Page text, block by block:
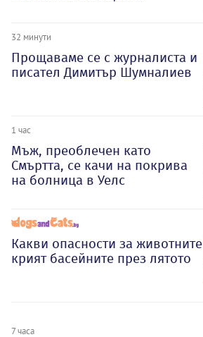
32 минути
Прощаваме се с журналиста и
писател Димитър Шумналиев
1 час
Мъж, преоблечен като
Смъртта, се качи на покрива
на болница в Уелс
Какви опасности за животните
крият басейните през лятото
7 часа